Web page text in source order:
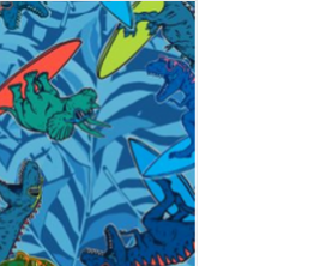
"T-Rex""Egeria Tuch
Freizeit" Liegetuch /
cm. 100% Baumwolle -
Velours,
HINZUFÜGEN